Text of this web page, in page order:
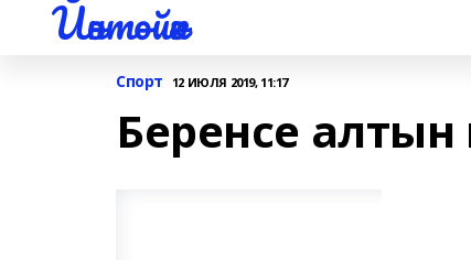
Йәнтөйәк
Спорт 12 ИЮЛЯ 2019, 11:17
Беренсе